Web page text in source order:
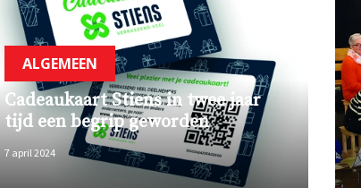
ALGEMEEN
Cadeaukaart Stiens in twee jaar
tijd een begrip geworden
7 april 2024